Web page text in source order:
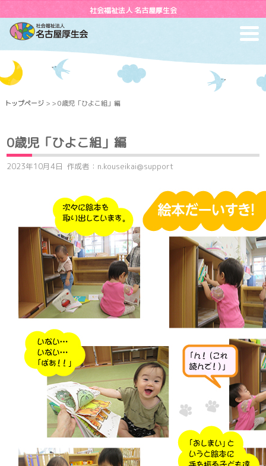
社会福祉法人 名古屋厚生会
トップページ > > 0歳児「ひよこ組」編
0歳児「ひよこ組」編
2023年10月4日 作成者：n.kouseikai@support